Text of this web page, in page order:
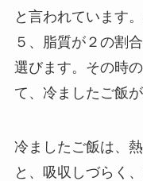
と言われています
５、脂質が２の割
選びます。その時
て、冷ましたご飯
冷ましたご飯は、
と、吸収しづらく